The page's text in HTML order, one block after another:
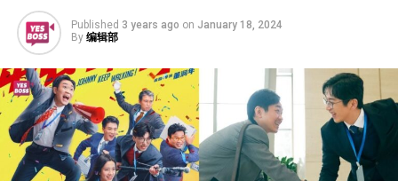
Published 3 years ago on January 18, 2024
By 编辑部